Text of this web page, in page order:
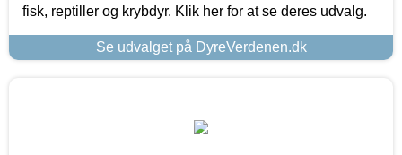
fisk, reptiller og krybdyr. Klik her for at se deres udvalg.
Se udvalget på DyreVerdenen.dk